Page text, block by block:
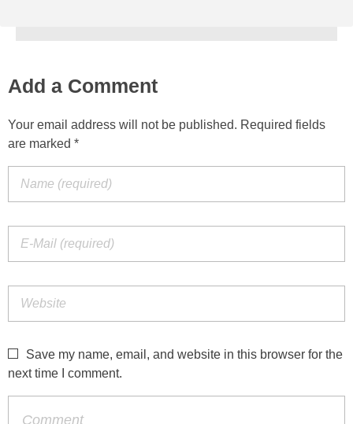
Add a Comment
Your email address will not be published. Required fields
are marked *
Save my name, email, and website in this browser for the
next time I comment.